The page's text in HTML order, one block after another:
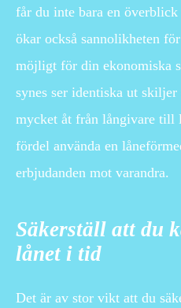
får du inte bara en
ökar också sannolikheten
möjligt för din ekonomiska
synes ser identiska ut
mycket åt från långivare till
fördel använda en
erbjudanden mot varandra.
Säkerställ att du
lånet i tid
Det är av stor vikt att du